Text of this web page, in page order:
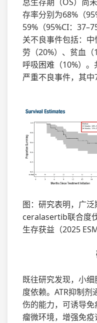
存率分别为68%（
59%（95%CI：
关不良事件包括：
劳（20%）、贫血
呼吸困难（10%）
严重不良事件，其中
图：研究表明，广
ceralasertib联合度
生存获益（2025
既往研究发现，小
度依赖。ATR抑制
伤的能力，可诱导
瘤微环境，增强免